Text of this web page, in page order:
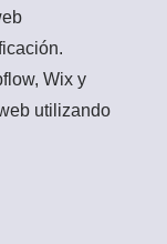
Wix y
utilizando